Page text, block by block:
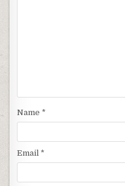
Name *
Email *